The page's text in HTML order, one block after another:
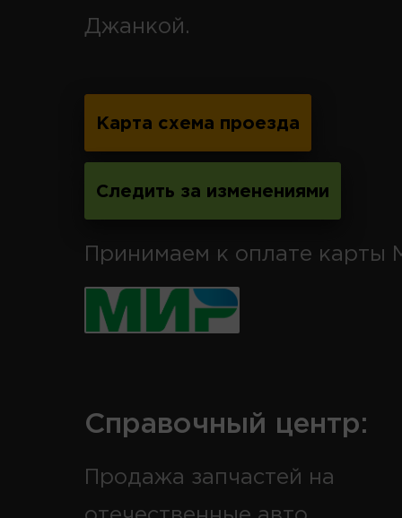
Джанкой.
Карта схема проезда
Следить за изменениями
Принимаем к оплате карты
Справочный центр:
Продажа запчастей на